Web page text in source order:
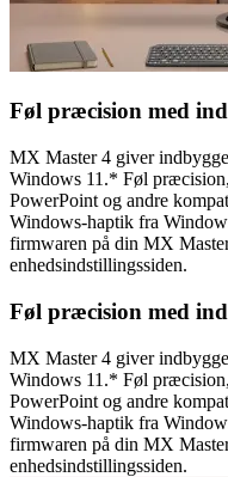
Føl præcision med
MX Master 4 giver
Windows 11.* Føl
PowerPoint og andre
Windows-haptik fra
firmwaren på din MX
enhedsindstillingssiden.
Føl præcision med
MX Master 4 giver
Windows 11.* Føl
PowerPoint og andre
Windows-haptik fra
firmwaren på din MX
enhedsindstillingssiden.